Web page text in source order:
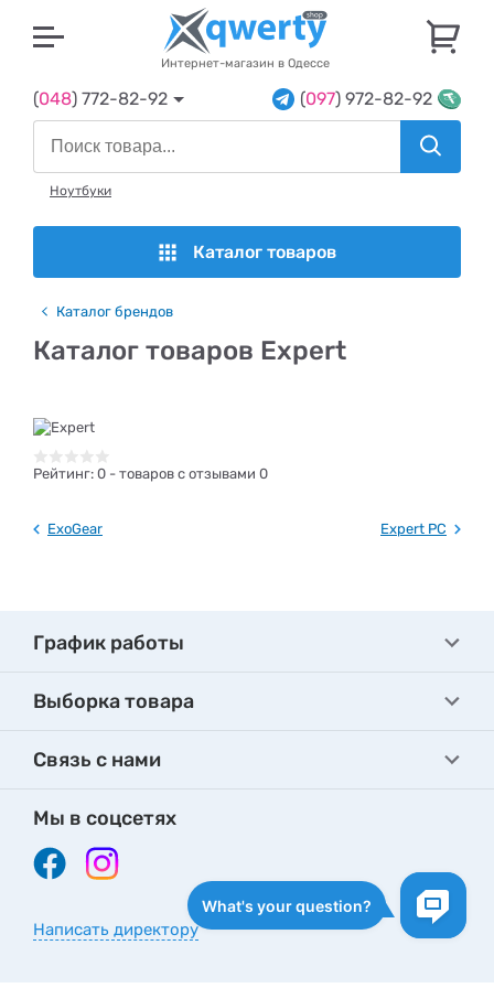
Интернет-магазин в Одессе
(048) 772-82-92 (097) 972-82-92
Ноутбуки
Каталог товаров
Каталог брендов
Каталог товаров Expert
Рейтинг: 0 - товаров с отзывами 0
ExoGear Expert PC
График работы
Выборка товара
Связь с нами
Мы в соцсетях
Написать директору